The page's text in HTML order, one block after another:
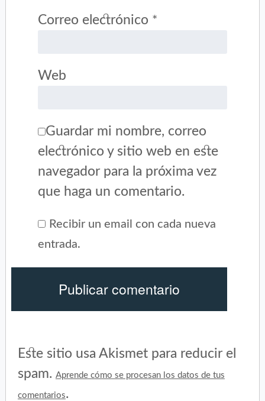
Correo electrónico *
Web
Guardar mi nombre, correo
electrónico y sitio web en este
navegador para la próxima vez
que haga un comentario.
Recibir un email con cada nueva
entrada.
Este sitio usa Akismet para reducir el
spam. Aprende cómo se procesan los datos de tus
comentarios.